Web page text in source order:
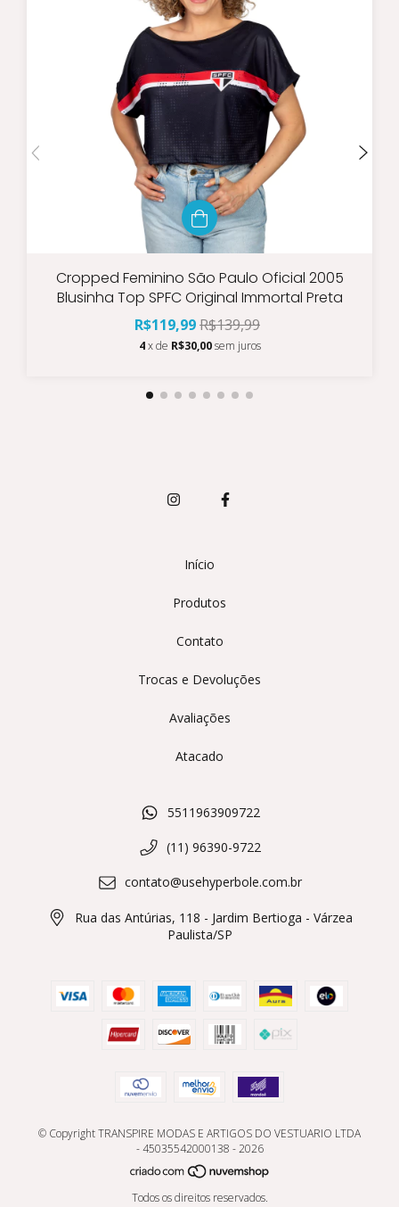
Cropped Feminino São Paulo Oficial 2005
Blusinha Top SPFC Original Immortal Preta
R$119,99R$139,99
4 x de R$30,00 sem juros
Início
Produtos
Contato
Trocas e Devoluções
Avaliações
Atacado
5511963909722
(11) 96390-9722
contato@usehyperbole.com.br
Rua das Antúrias, 118 - Jardim Bertioga - Várzea
Paulista/SP
© Copyright TRANSPIRE MODAS E ARTIGOS DO VESTUARIO LTDA
- 45035542000138 - 2026
Todos os direitos reservados.